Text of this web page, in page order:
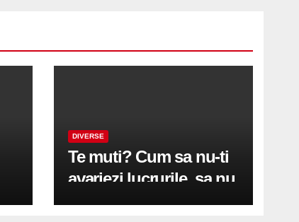
DIVERSE
Te muti? Cum sa nu-ti
avariezi lucrurile, sa nu
zgarii podeaua sau sa